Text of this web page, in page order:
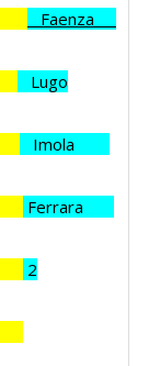
Faenza
Lugo
Imola
Ferrara
2